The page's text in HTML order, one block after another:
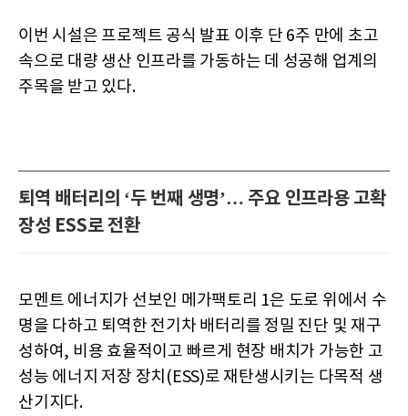
이번 시설은 프로젝트 공식 발표 이후 단 6주 만에 초고
속으로 대량 생산 인프라를 가동하는 데 성공해 업계의
주목을 받고 있다.
퇴역 배터리의 ‘두 번째 생명’… 주요 인프라용 고확
장성 ESS로 전환
모멘트 에너지가 선보인 메가팩토리 1은 도로 위에서 수
명을 다하고 퇴역한 전기차 배터리를 정밀 진단 및 재구
성하여, 비용 효율적이고 빠르게 현장 배치가 가능한 고
성능 에너지 저장 장치(ESS)로 재탄생시키는 다목적 생
산기지다.